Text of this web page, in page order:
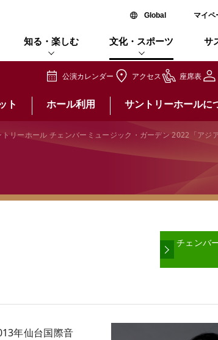
Global新しいウィンド
マイペ
知る・楽しむ 文化・スポーツ サ
公演カレンダー アクセス 座席表
ト ホール利用 サントリーホールに
ーホール チェンバーミュージック・ガーデン 2022「アジア
チェンバ
年仙台国際音